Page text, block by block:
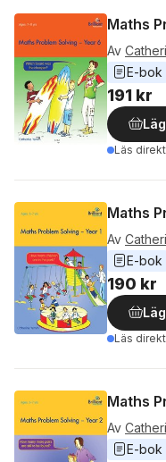
Maths
Av
E-bok
191 kr
Läs
Maths
Av
E-bok
190 kr
Läs
Maths
Av
E-bok